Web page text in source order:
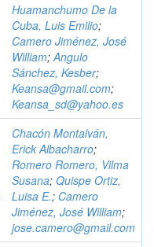
Huamanchumo De la
Cuba, Luis Emilio;
Camero Jiménez, José
William; Angulo
Sánchez, Kesber;
Keansa@gmail.com;
Keansa_sd@yahoo.es
Chacón Montalván,
Erick Albacharro;
Romero Romero, Vilma
Susana; Quispe Ortiz,
Luisa E.; Camero
Jiménez, José William;
jose.camero@gmail.com